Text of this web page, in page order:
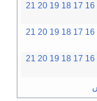
16
17
18
19
20
21
16
17
18
19
20
21
16
17
18
19
20
21